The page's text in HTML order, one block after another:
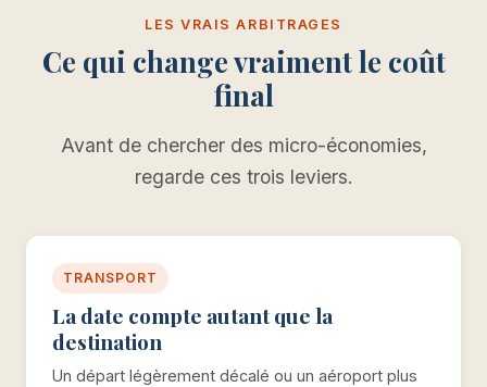
LES VRAIS ARBITRAGES
Ce qui change vraiment le coût
final
Avant de chercher des micro-économies,
regarde ces trois leviers.
TRANSPORT
La date compte autant que la
destination
Un départ légèrement décalé ou un aéroport plus